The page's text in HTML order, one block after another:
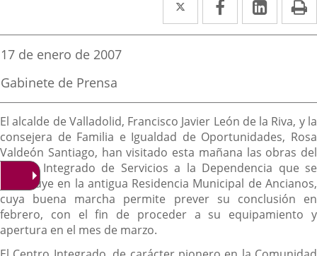
a
externa.
a
externa.
a
Fecha
la
noticia
17 de enero de 2007
Fuente
la
noticia
Gabinete de Prensa
Descripción
El alcalde de Valladolid, Francisco Javier León de la Riva, y la
consejera de Familia e Igualdad de Oportunidades, Rosa
Valdeón Santiago, han visitado esta mañana las obras del
Centro Integrado de Servicios a la Dependencia que se
construye en la antigua Residencia Municipal de Ancianos,
cuya buena marcha permite prever su conclusión en
febrero, con el fin de proceder a su equipamiento y
apertura en el mes de marzo.